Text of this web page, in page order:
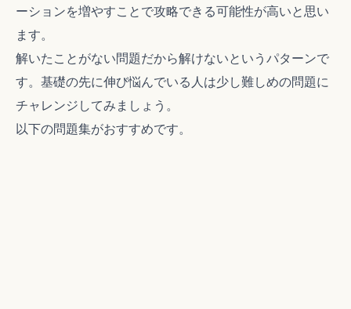
ーションを増やすことで攻略できる可能性が高いと思い
ます。
解いたことがない問題だから解けないというパターンで
す。基礎の先に伸び悩んでいる人は少し難しめの問題に
チャレンジしてみましょう。
以下の問題集がおすすめです。